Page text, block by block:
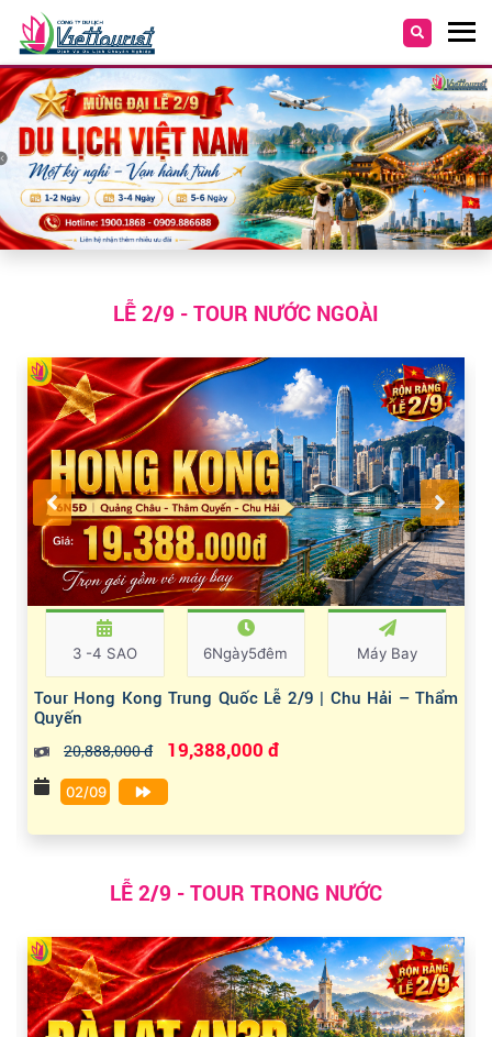
LỄ 2/9 - TOUR NƯỚC NGOÀI
3 -4 SAO 6Ngày5đêm Máy Bay
Tour Hong Kong Trung Quốc Lễ 2/9 | Chu Hải – Thẩm
Quyến
20,888,000 đ 19,388,000 đ
02/09
LỄ 2/9 - TOUR TRONG NƯỚC